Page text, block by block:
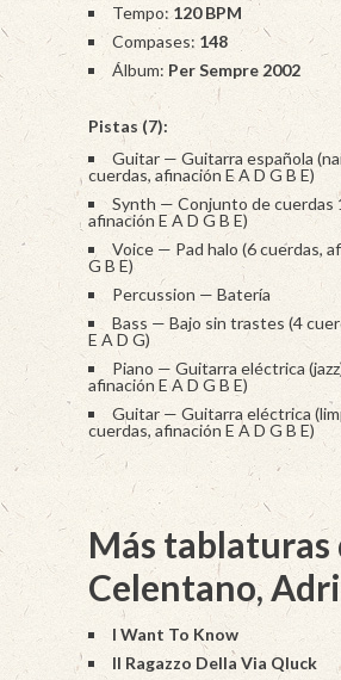
Tempo:120 BPM
Compases: 148
Álbum: Per Sempre 2002
Pistas (7):
Guitar — Guitarra española
cuerdas, afinación E A D G B E)
Synth — Conjunto de cuerdas
afinación E A D G B E)
Voice — Pad halo (6 cuerdas,
G B E)
Percussion — Batería
Bass — Bajo sin trastes (4
E A D G)
Piano — Guitarra eléctrica
afinación E A D G B E)
Guitar — Guitarra eléctrica
cuerdas, afinación E A D G B E)
Más tablaturas
Celentano,
I Want To Know
Il Ragazzo Della Via Qluck